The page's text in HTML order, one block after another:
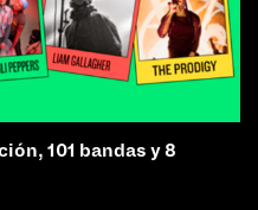
101 bandas y 8